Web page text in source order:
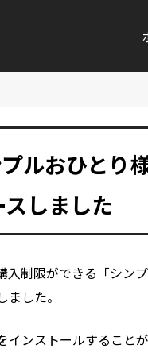
ルおひとり
しました
制限ができる「シン
した。
ンストールすることが